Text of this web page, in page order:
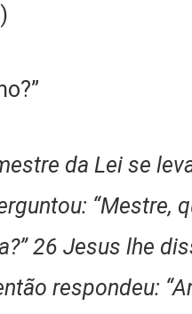
da Lei se
“Mestre,
26 Jesus lhe
respondeu: